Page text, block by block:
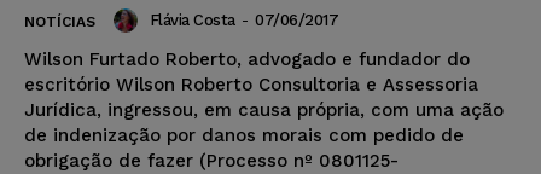
NOTÍCIAS Flávia Costa - 07/06/2017
Wilson Furtado Roberto, advogado e fundador do
escritório Wilson Roberto Consultoria e Assessoria
Jurídica, ingressou, em causa própria, com uma ação
de indenização por danos morais com pedido de
obrigação de fazer (Processo nº 0801125-